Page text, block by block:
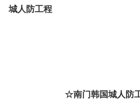
城人防工程
☆南门韩国城人防